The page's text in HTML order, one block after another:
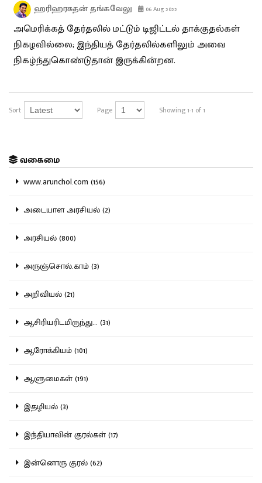
ஹரிஹரசுதன் தங்கவேலு 06 Aug 2022
அமெரிக்கத் தேர்தலில் மட்டும் டிஜிட்டல் தாக்குதல்கள்
நிகழவில்லை; இந்தியத் தேர்தலில்களிலும் அவை
நிகழ்ந்துகொண்டுதான் இருக்கின்றன.
Sort Page Showing 1-1 of 1
வகைமை
www.arunchol.com (156)
அடையாள அரசியல் (2)
அரசியல் (800)
அருஞ்சொல்.காம் (3)
அறிவியல் (21)
ஆசிரியரிடமிருந்து... (31)
ஆரோக்கியம் (101)
ஆளுமைகள் (191)
இதழியல் (3)
இந்தியாவின் குரல்கள் (17)
இன்னொரு குரல் (62)